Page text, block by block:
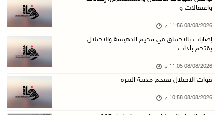
مستعمرون يقتحمون بلدة بيت عور التحتا وقرية جل ...
08/آب/2026 06:39 م
واعتقالات و
08/08/2026 11:56 م
إصابات بالاختناق في مخيم الدهيشة والاحتلال
يقتحم بلدات
08/08/2026 11:05 م
قوات الاحتلال تقتحم مدينة البيرة
08/08/2026 10:58 م